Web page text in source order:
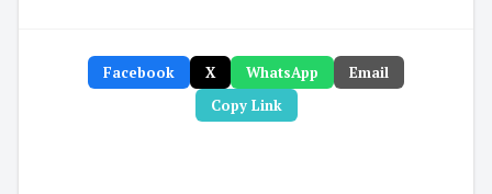
Facebook X WhatsApp
Email
Copy Link